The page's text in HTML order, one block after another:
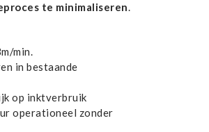
te minimaliseren.
min.
in bestaande
op inktverbruik
operationeel zonder